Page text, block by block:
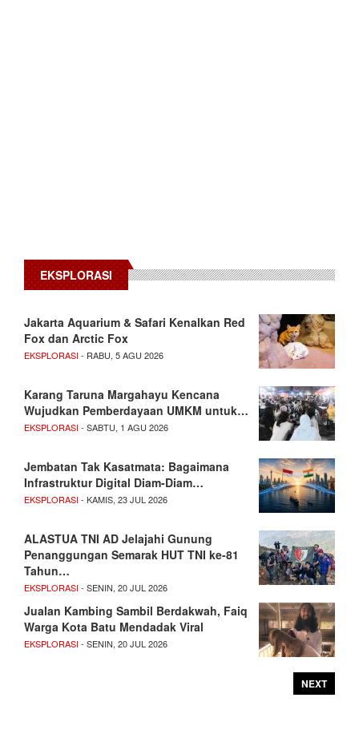
EKSPLORASI
Jakarta Aquarium & Safari Kenalkan Red
Fox dan Arctic Fox
EKSPLORASI- RABU, 5 AGU 2026
Karang Taruna Margahayu Kencana
Wujudkan Pemberdayaan UMKM untuk…
EKSPLORASI- SABTU, 1 AGU 2026
Jembatan Tak Kasatmata: Bagaimana
Infrastruktur Digital Diam-Diam…
EKSPLORASI- KAMIS, 23 JUL 2026
ALASTUA TNI AD Jelajahi Gunung
Penanggungan Semarak HUT TNI ke-81
Tahun…
EKSPLORASI- SENIN, 20 JUL 2026
Jualan Kambing Sambil Berdakwah, Faiq
Warga Kota Batu Mendadak Viral
EKSPLORASI- SENIN, 20 JUL 2026
NEXT